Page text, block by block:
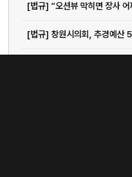
[법규] “오션뷰 막히면 장사
[법규] 창원시의회, 추경예산